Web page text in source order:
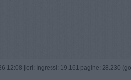
12:08 | ieri: Ingressi: 19.161 pagine: 28.230